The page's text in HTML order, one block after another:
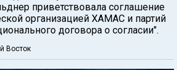
приветствовала соглашение
организацией ХАМАС и партий
договора о согласии".
Восток